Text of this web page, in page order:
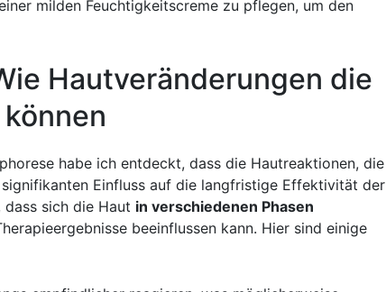
milden Feuchtigkeitscreme‍ zu pflegen, um ‌den
Hautveränderungen die
habe ich entdeckt, dass die⁣ Hautreaktionen, die
​Einfluss auf⁢ die langfristige Effektivität der
⁤sich die Haut in verschiedenen Phasen
beeinflussen kann. Hier sind einige